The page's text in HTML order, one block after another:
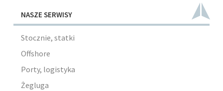
NASZE SERWISY
Stocznie, statki
Offshore
Porty, logistyka
Żegluga